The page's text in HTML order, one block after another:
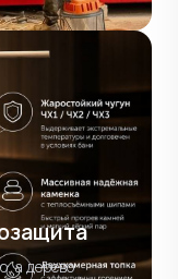
а дерево